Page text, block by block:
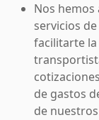
Nos
servicios
facilitarte
de gastos
de